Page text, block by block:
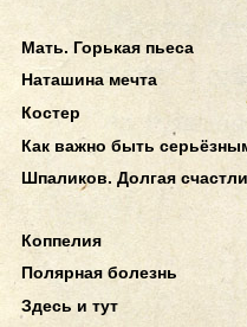
Мать. Горькая пьеса
Наташина мечта
Костер
Как важно быть
Шпаликов. Долгая
Коппелия
Полярная болезнь
Здесь и тут